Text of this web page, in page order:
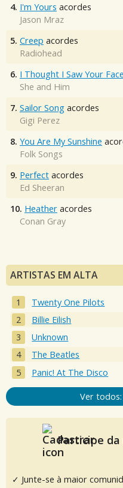
4. I'm Yours acordes
Jason Mraz
5. Creep acordes
Radiohead
6. I Thought I Saw Your
She and Him
7. Sailor Song acordes
Gigi Perez
8. You Are My Sunshine
Folk Songs
9. Perfect acordes
Ed Sheeran
10. Heather acordes
Conan Gray
ARTISTAS EM ALTA
Twenty One Pilots
Billie Eilish
Unknown
The Beatles
Panic! At The Disco
Ver
Participe da
✓ Junte-se à maior